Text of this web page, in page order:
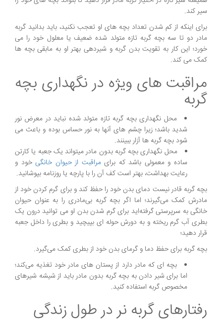
سیر کند.
برای اینکه از کم شدن تعداد بچه های او تعجب نکنید، باید بدانید گربه
مادر دو تا سه بچه گربه تازه متولد شده ضعیف یا معلول خود را می
خورد؛ این کار به تقویت بدن گربه و شیردهی بهتر او به مابقی بچه ها
کمک می کند.
مراقبت های ویژه در نگهداری بچه
گربه
محل نگهداری بچه گربه تازه متولد شده نباید در معرض نور
شدید باشد؛ زیرا چشم های آنها به نور حساس بوده و باعث می
شود بچه گربه ها آزار ببینند.
محل نگهداری بچه گربه بدون مادر میتواند یک جعبه یا کارتن
ساده و معمولی باشد که برایمراقبت از حیوان خانگیخود و
رعایت بهداشت، بهتر است کف آن را با پارچه یا روزنامه بپوشانید.
بچه گربه قادر نیست دمای بدن خود را حفظ کند و برای گرم کردن خود از
مادرش کمک می‌گیرند؛ اما اگر بچه گربه بی‌مادری را به عنوان حیوان
خانگی به سرپرستی گرفته‌اید برای گرم شدن بدن او می توانید درون یک
بطری آب گرم ریخته و به دورش حوله ای بپیچید و بطری را داخل جعبه
قرار دهید؛
بچه گربه برای حفظ دما و گرمای بدن خود از بطری کمک می‌گیرد.
بچه ای که مادر دارد از پستان های مادر خود تغذیه می‌کند؛
اما برای شیر دادن به بچه گربه بدون مادر باید از شیشه شیرهای
مخصوص گربه استفاده کنید.
رفتارهای گربه نر در طول زندگی